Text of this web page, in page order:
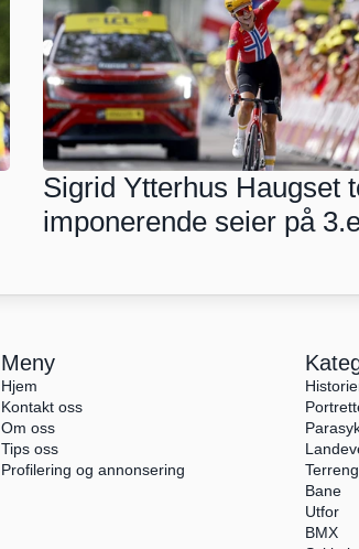
Sigrid Ytterhus Haugset
imponerende seier på
Meny
Hjem
Kontakt oss
Om oss
Tips oss
Profilering og annonsering
Terreng
Bane
Utfor
BMX